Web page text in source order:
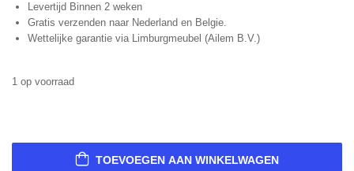
Levertijd Binnen 2 weken
Gratis verzenden naar Nederland en Belgie.
Wettelijke garantie via Limburgmeubel (Ailem B.V.)
1 op voorraad
TOEVOEGEN AAN WINKELWAGEN